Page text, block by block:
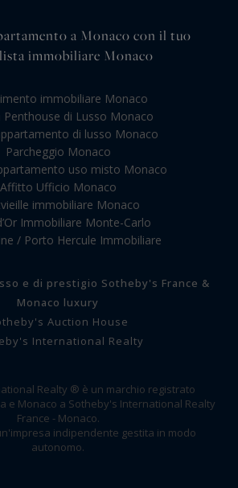
a Monaco con il tuo
immobiliare Monaco
immobiliare Monaco
Penthouse di Lusso Monaco
di lusso Monaco
Parcheggio Monaco
uso misto Monaco
Affitto Ufficio Monaco
immobiliare Monaco
Immobiliare Monte-Carlo
/ Porto Hercule Immobiliare
e di prestigio Sotheby's France &
Monaco luxury
Auction House
International Realty
Realty ® è un marchio registrato
e Monaco a Sotheby's International Realty
France - Monaco.
indipendente gestita in modo
autonomo.